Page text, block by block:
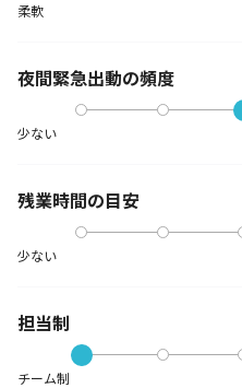
柔軟
夜間緊急出動の頻度
少ない
残業時間の目安
少ない
担当制
チーム制